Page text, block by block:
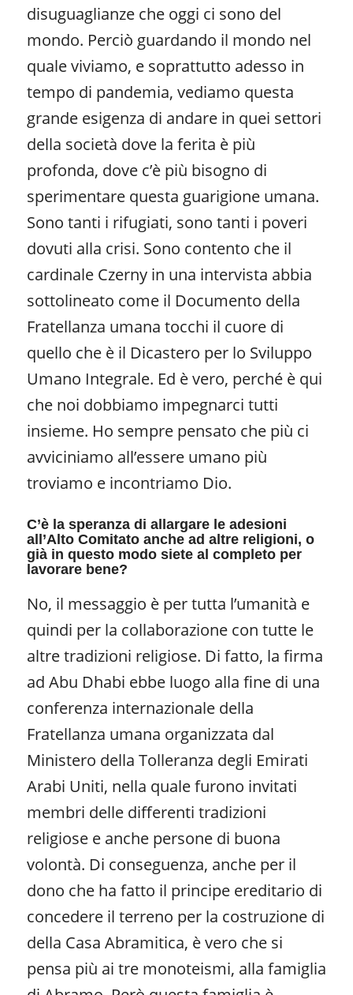
disuguaglianze che oggi ci sono del
mondo. Perciò guardando il mondo nel
quale viviamo, e soprattutto adesso in
tempo di pandemia, vediamo questa
grande esigenza di andare in quei settori
della società dove la ferita è più
profonda, dove c’è più bisogno di
sperimentare questa guarigione umana.
Sono tanti i rifugiati, sono tanti i poveri
dovuti alla crisi. Sono contento che il
cardinale Czerny in una intervista abbia
sottolineato come il Documento della
Fratellanza umana tocchi il cuore di
quello che è il Dicastero per lo Sviluppo
Umano Integrale. Ed è vero, perché è qui
che noi dobbiamo impegnarci tutti
insieme. Ho sempre pensato che più ci
avviciniamo all’essere umano più
troviamo e incontriamo Dio.
C’è la speranza di allargare le adesioni
all’Alto Comitato anche ad altre religioni, o
già in questo modo siete al completo per
lavorare bene?
No, il messaggio è per tutta l’umanità e
quindi per la collaborazione con tutte le
altre tradizioni religiose. Di fatto, la firma
ad Abu Dhabi ebbe luogo alla fine di una
conferenza internazionale della
Fratellanza umana organizzata dal
Ministero della Tolleranza degli Emirati
Arabi Uniti, nella quale furono invitati
membri delle differenti tradizioni
religiose e anche persone di buona
volontà. Di conseguenza, anche per il
dono che ha fatto il principe ereditario di
concedere il terreno per la costruzione di
della Casa Abramitica, è vero che si
pensa più ai tre monoteismi, alla famiglia